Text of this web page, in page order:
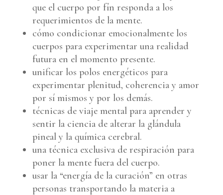
que el cuerpo por fín responda a los
requerimientos de la mente.
cómo condicionar emocionalmente los
cuerpos para experimentar una realidad
futura en el momento presente.
unificar los polos energéticos para
experimentar plenitud, coherencia y amor
por sí mismos y por los demás.
técnicas de viaje mental para aprender y
sentir la ciencia de alterar la glándula
pineal y la química cerebral.
una técnica exclusiva de respiración para
poner la mente fuera del cuerpo.
usar la “energía de la curación” en otras
personas transportando la materia a